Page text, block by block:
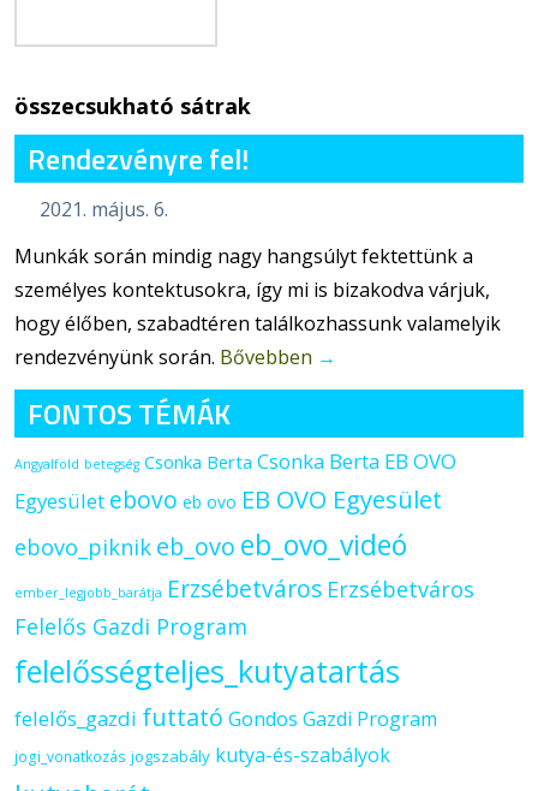
összecsukható sátrak
Rendezvényre fel!
2021. május. 6.
Munkák során mindig nagy hangsúlyt fektettünk a
személyes kontektusokra, így mi is bizakodva várjuk,
hogy élőben, szabadtéren találkozhassunk valamelyik
rendezvényünk során. Bővebben →
FONTOS TÉMÁK
Angyalföld betegség Csonka Berta Csonka Berta EB OVO
Egyesület ebovo eb ovo EB OVO Egyesület
ebovo_piknik eb_ovo eb_ovo_videó
ember_legjobb_barátja Erzsébetváros Erzsébetváros
Felelős Gazdi Program
felelősségteljes_kutyatartás
felelős_gazdi futtató Gondos Gazdi Program
jogi_vonatkozás jogszabály kutya-és-szabályok